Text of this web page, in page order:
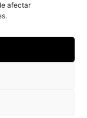
afectar